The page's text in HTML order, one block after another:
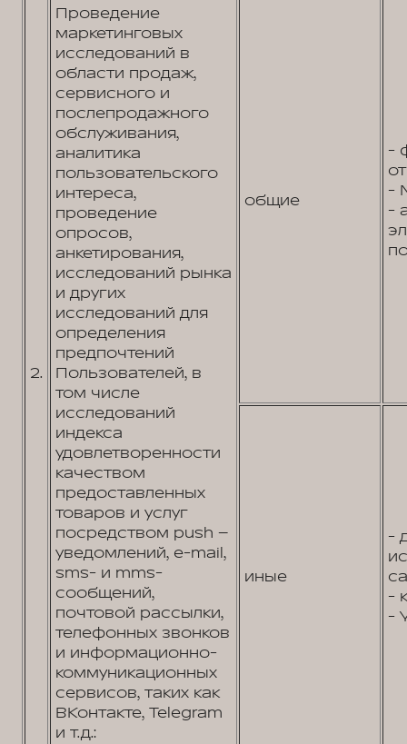
2.
Проведение
маркетинговых
исследований в
области продаж,
сервисного и
послепродажного
обслуживания,
аналитика
пользовательского
интереса,
проведение
опросов,
анкетирования,
исследований рынка
и других
исследований для
определения
предпочтений
Пользователей, в
том числе
исследований
индекса
удовлетворенности
качеством
предоставленных
товаров и услуг
посредством push –
уведомлений, e-mail,
sms- и mms-
сообщений,
почтовой рассылки,
телефонных звонков
и информационно-
коммуникационных
сервисов, таких как
ВКонтакте, Telegram
и т.д.:
общие
-
-
-
иные
-
-
-